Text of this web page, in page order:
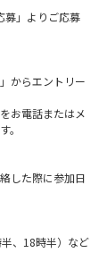
募」よりご応募
からエントリー
お電話またはメ
。
した際に参加日
、18時半）など